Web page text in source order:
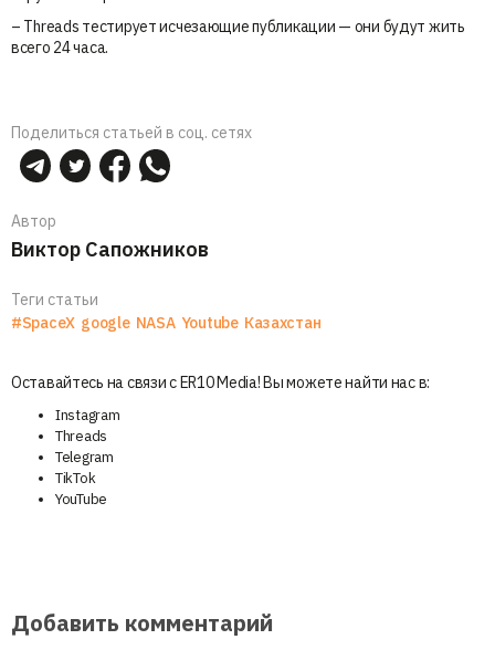
– Threads тестирует исчезающие публикации — они будут жить
всего 24 часа.
Поделиться статьей в соц. сетях
Автор
Виктор Сапожников
Теги статьи
#SpaceX google NASA Youtube Казахстан
Оставайтесь на связи с ER10 Media! Вы можете найти нас в:
Instagram
Threads
Telegram
TikTok
YouTube
Добавить комментарий